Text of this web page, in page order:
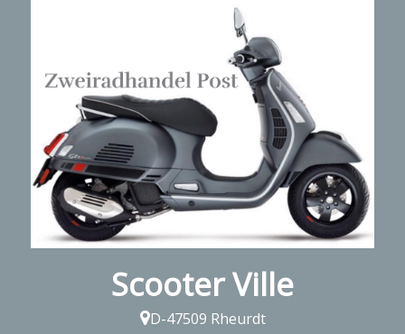
Scooter Ville
D-47509 Rheurdt